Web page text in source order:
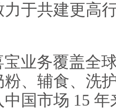
于共建更高
宝业务覆盖全
、辅食、洗
中国市场 15